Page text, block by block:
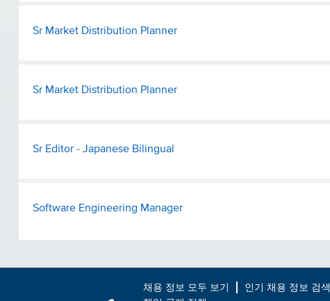
Sr Market Distribution Planner
Sr Market Distribution Planner
Sr Editor - Japanese Bilingual
Software Engineering Manager
채용 정보 모두 보기 인기 채용 정보 검색